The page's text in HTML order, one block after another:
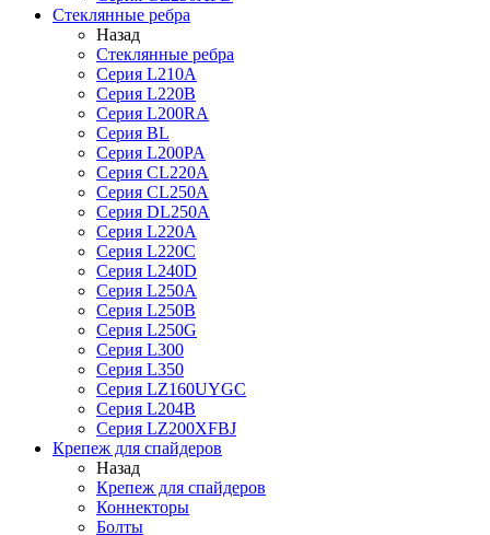
Стеклянные ребра
Назад
Стеклянные ребра
Серия L210А
Серия L220В
Серия L200RA
Серия BL
Серия L200PA
Серия CL220A
Серия CL250A
Серия DL250A
Серия L220A
Серия L220C
Серия L240D
Серия L250A
Серия L250B
Серия L250G
Серия L300
Серия L350
Серия LZ160UYGC
Серия L204B
Серия LZ200XFBJ
Крепеж для спайдеров
Назад
Крепеж для спайдеров
Коннекторы
Болты